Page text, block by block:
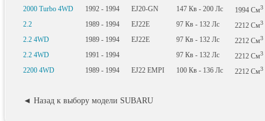
2000 Turbo 4WD 1992 - 1994 EJ20-GN 147 Кв - 200 Лс 1994 См3
2.2 1989 - 1994 EJ22E 97 Кв - 132 Лс 2212 См3
2.2 4WD 1989 - 1994 EJ22E 97 Кв - 132 Лс 2212 См3
2.2 4WD 1991 - 1994 97 Кв - 132 Лс 2212 См3
2200 4WD 1989 - 1994 EJ22 EMPI 100 Кв - 136 Лс 2212 См3
◄ Назад к выбору модели SUBARU